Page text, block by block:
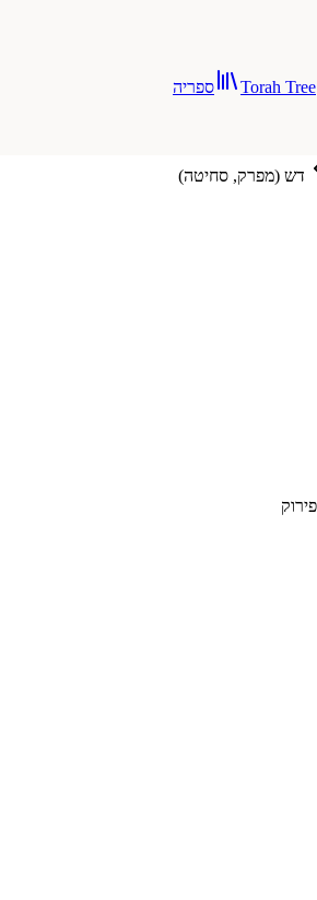
Torah Tree ספריה
דש (מפרק, סחיטה)